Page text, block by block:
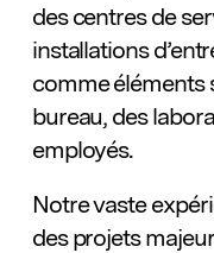
des centres de
installations
comme éléments
bureau, des
employés.
Notre vaste
des projets